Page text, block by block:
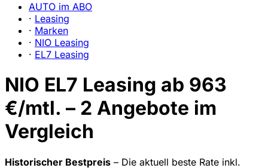
AUTO im ABO
· Leasing
· Marken
· NIO Leasing
· EL7 Leasing
NIO EL7 Leasing ab 963
€/mtl. – 2 Angebote im
Vergleich
Historischer Bestpreis – Die aktuell beste Rate inkl.